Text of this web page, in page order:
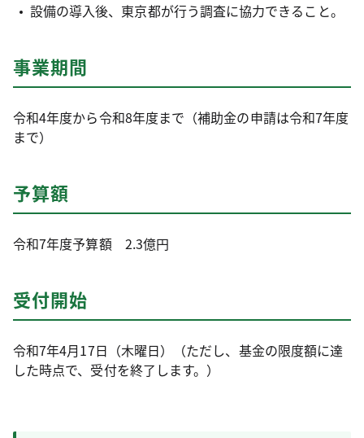
設備の導入後、東京都が行う調査に協力できること。
事業期間
令和4年度から令和8年度まで（補助金の申請は令和7年度
まで）
予算額
令和7年度予算額 2.3億円
受付開始
令和7年4月17日（木曜日）（ただし、基金の限度額に達
した時点で、受付を終了します。）